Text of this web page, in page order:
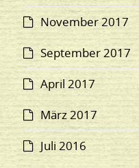
November 2017
September 2017
April 2017
März 2017
Juli 2016